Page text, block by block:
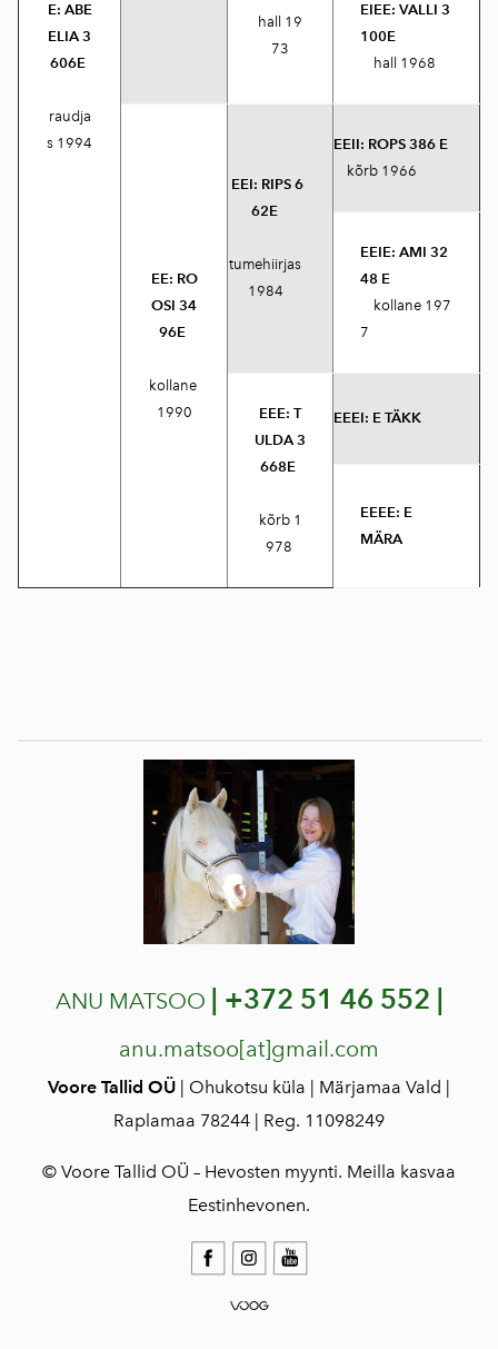
E: ABE
ELIA 3
606E
raudja
s 1994
hall 19
73
EIEE: VALLI 3
100E
hall 1968
EE: RO
OSI 34
96E
kollane
1990
EEI: RIPS 6
62E
tumehiirjas
1984
EEII: ROPS 386 E
kõrb 1966
EEIE: AMI 32
48 E
kollane 197
7
EEE: T
ULDA 3
668E
kõrb 1
978
EEEI: E TÄKK
EEEE: E
MÄRA
ANU MATSOO | +372 51 46 552 |
anu.matsoo[at]gmail.com
Voore Tallid OÜ | Ohukotsu küla | Märjamaa Vald |
Raplamaa 78244 | Reg. 11098249
© Voore Tallid OÜ – Hevosten myynti. Meilla kasvaa
Eestinhevonen.